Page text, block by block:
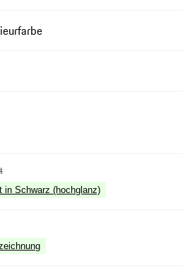
in Schwarz (hochglanz)